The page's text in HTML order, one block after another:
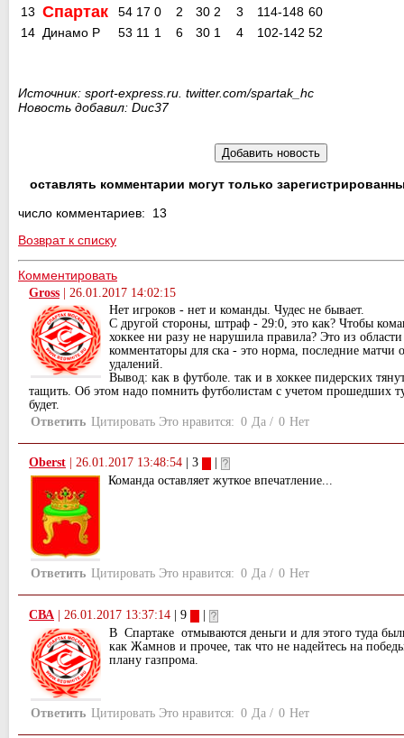
13 Спартак 54 17 0 2 30 2 3 114-148 60
14 Динамо Р 53 11 1 6 30 1 4 102-142 52
Источник: sport-express.ru. twitter.com/spartak_hc
Новость добавил: Duc37
оставлять комментарии могут только
число комментариев: 13
Возврат к списку
Комментировать
Gross | 26.01.2017 14:02:15
Нет игроков - нет и команды. Чудес не бывает.
С другой стороны, штраф - 29:0, это как? Чтобы
хоккее ни разу не нарушила правила? Это из области
комментаторы для ска - это норма, последние матчи
удалений.
Вывод: как в футболе. так и в хоккее пидерских
тащить. Об этом надо помнить футболистам с учетом прошедших
будет.
Ответить Цитировать Это нравится: 0 Да / 0 Нет
Oberst 26.01.2017 13:48:54 | 3
Команда оставляет жуткое впечатление...
Ответить Цитировать Это нравится: 0 Да / 0 Нет
СВА 26.01.2017 13:37:14 | 9
В Спартаке отмываются деньги и для этого туда
как Жамнов и прочее, так что не надейтесь на
плану газпрома.
Ответить Цитировать Это нравится: 0 Да / 0 Нет